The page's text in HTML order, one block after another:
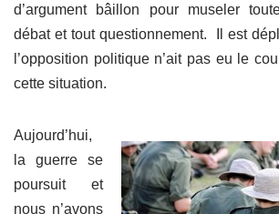
d’argument bâillon pour museler
débat et tout questionnement. Il est
l’opposition politique n’ait pas eu le
cette situation.
Aujourd’hui,
la guerre se
poursuit et
nous n’avons